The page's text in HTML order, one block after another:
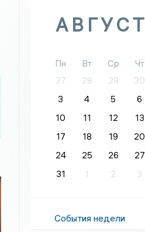
АВГУСТ
Пн Вт Ср Чт
27
28 29 30
3
4 5 6
10
11 12 13
17
18 19 20
24
25 26 27
31
1 2 3
События недели